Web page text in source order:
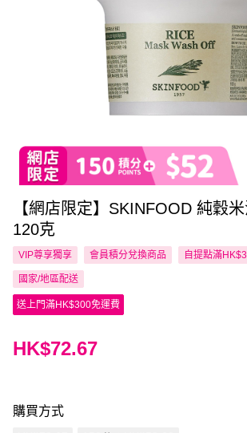
【網店限定】SKINFOOD 純穀
120克
VIP尊享獨享 會員積分兌換商品 自提點滿
國家/地區配送
送上門滿HK$300免運費
HK$72.67
購買方式